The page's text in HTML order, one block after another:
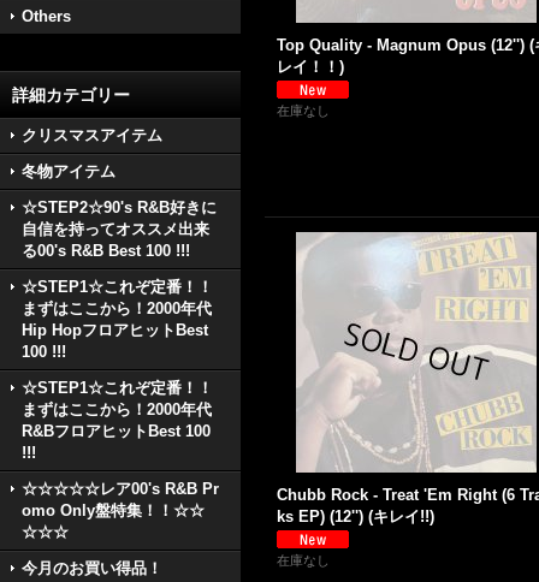
Others
詳細カテゴリー
クリスマスアイテム
冬物アイテム
☆STEP2☆90's R&B好きに
自信を持ってオススメ出来
る00's R&B Best 100 !!!
☆STEP1☆これぞ定番！！
まずはここから！2000年代
Hip HopフロアヒットBest
100 !!!
☆STEP1☆これぞ定番！！
まずはここから！2000年代
R&BフロアヒットBest 100
!!!
☆☆☆☆☆レア00's R&B Pr
omo Only盤特集！！☆☆
☆☆☆
今月のお買い得品！
Top Quality - Magnum Opus (12'') (
レイ！！)
在庫なし
Chubb Rock - Treat 'Em Right (6
ks EP) (12'') (キレイ!!)
在庫なし